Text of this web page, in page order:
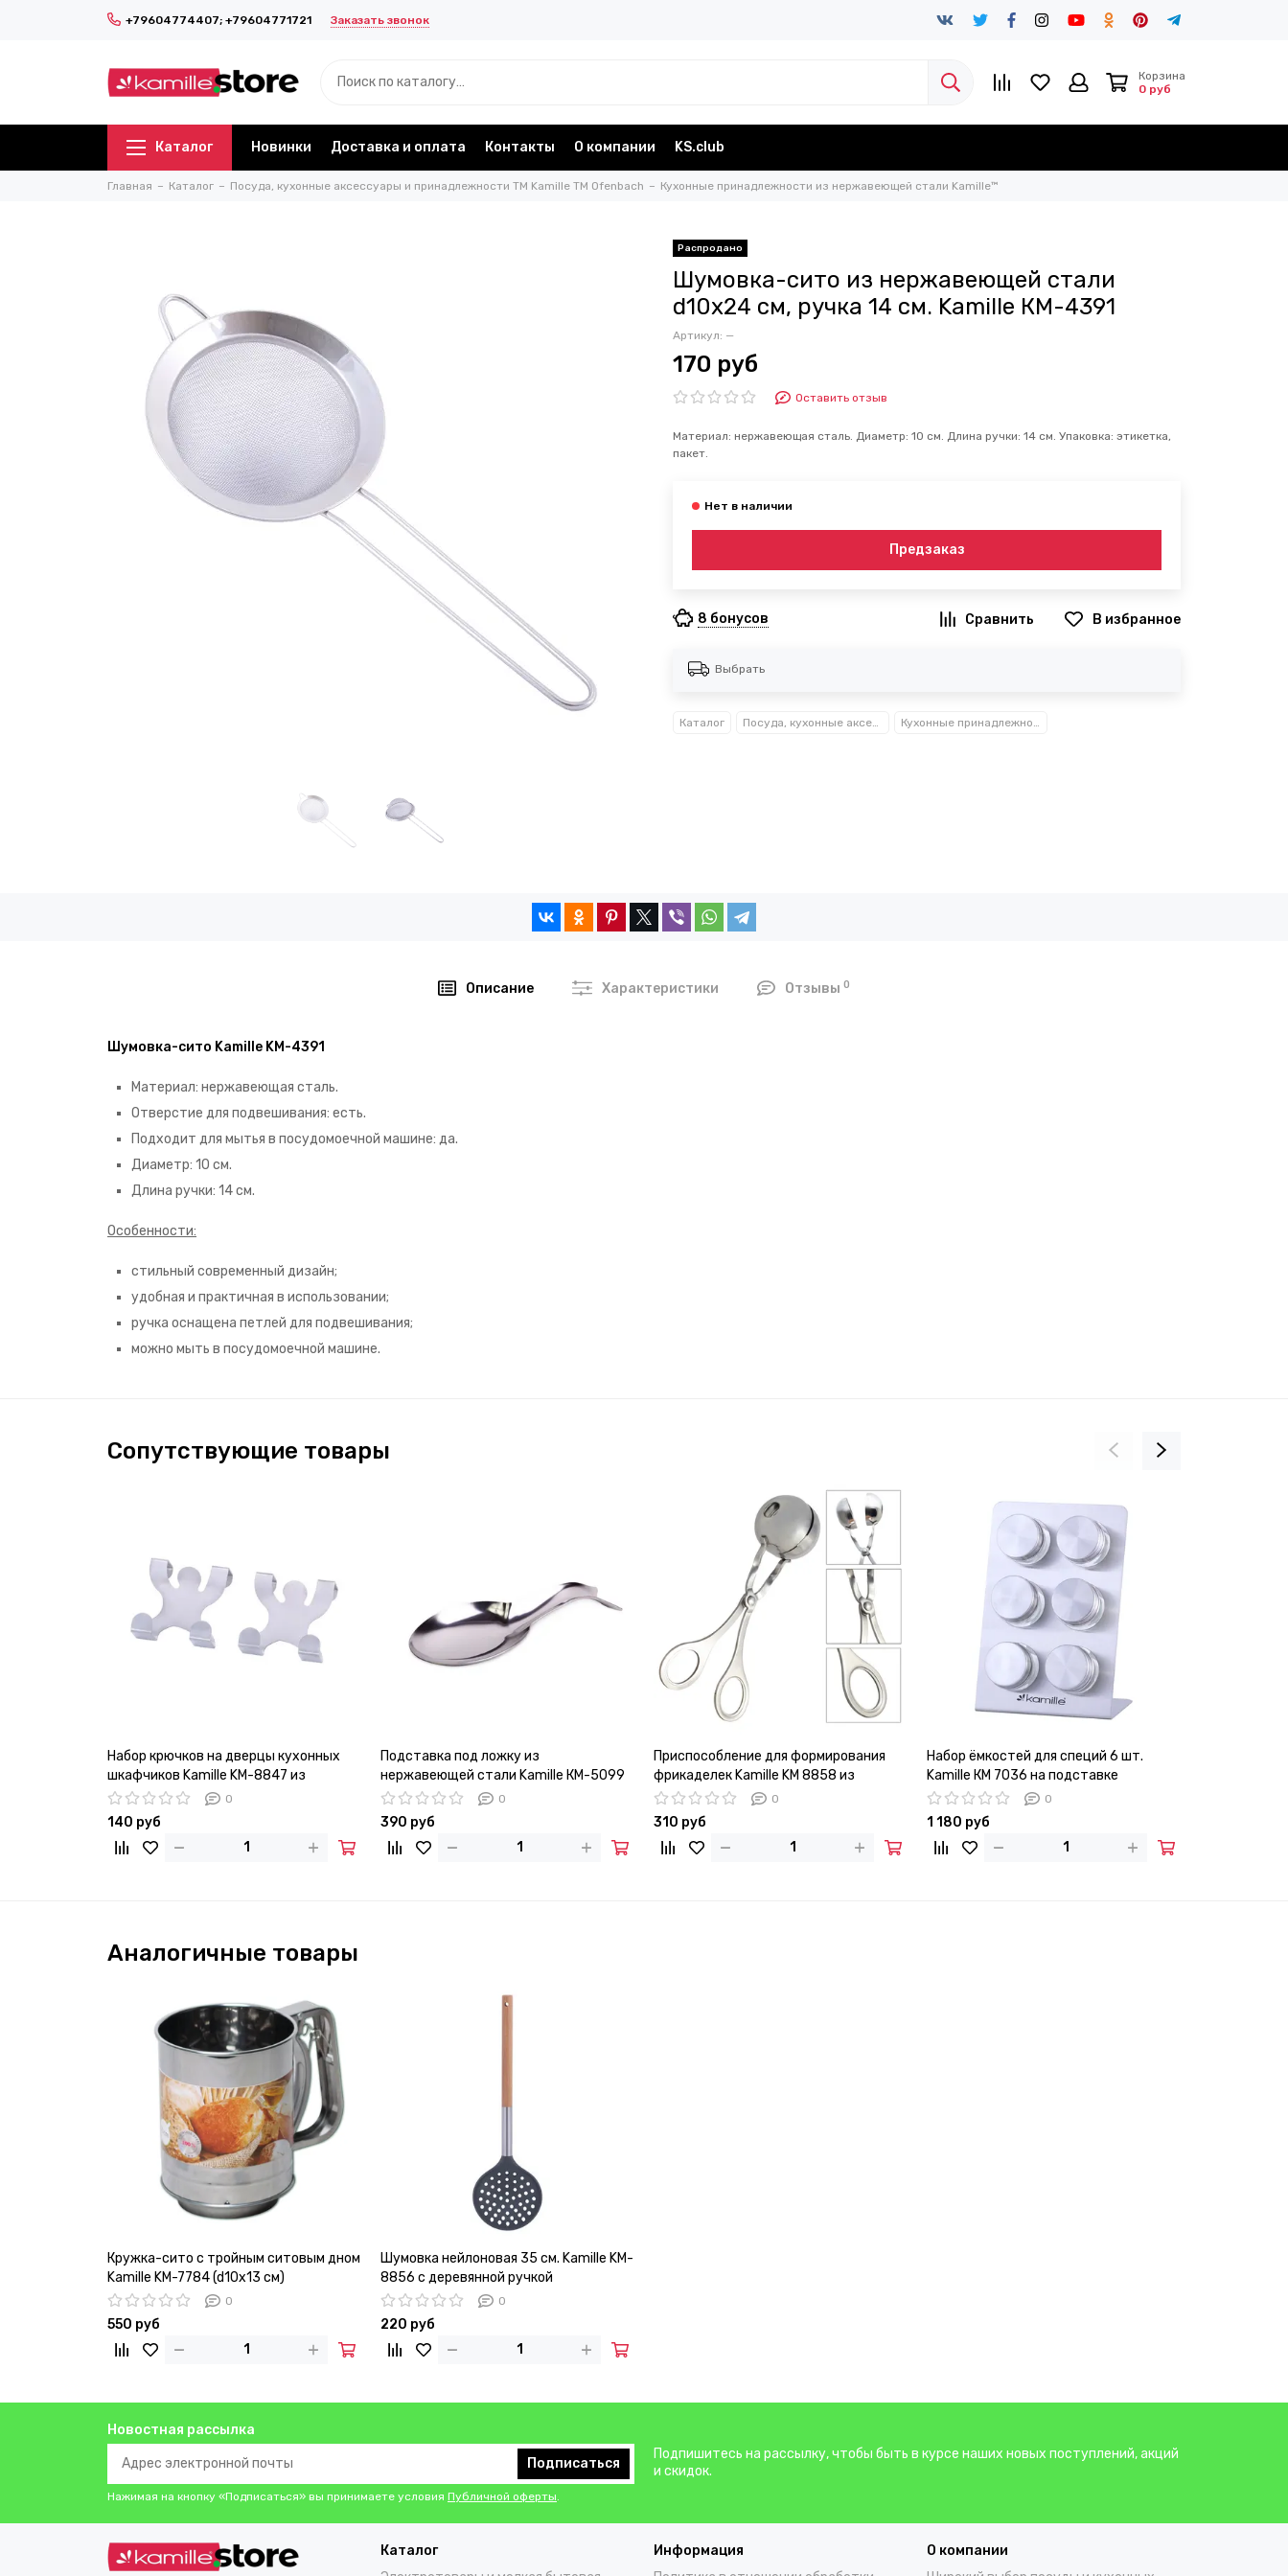
+79604774407; +79604771721 Заказать звонок
Корзина
0 руб
Каталог Новинки Доставка и оплата Контакты О компании KS.club
Главная Каталог Посуда, кухонные аксессуары и принадлежности TM Kamille TM Ofenbach Кухонные принадлежности из нержавеющей стали Kamille™
Шумовка-сито из нержавеющей стали
d10х24 см, ручка 14 см. Kamille КМ-4391
Артикул: —
170 руб
Оставить отзыв
Материал: нержавеющая сталь. Диаметр: 10 см. Длина ручки: 14 см. Упаковка: этикетка,
пакет.
Предзаказ
8 бонусов В избранное
Выбрать
Каталог Посуда, кухонные аксессуары и принадлежности TM Kamille TM Ofenbach Кухонные принадлежности из нержавеющей стали Kamille™
Описание Характеристики Отзывы 0
Шумовка-сито Kamille KM-4391
Материал: нержавеющая сталь.
Отверстие для подвешивания: есть.
Подходит для мытья в посудомоечной машине: да.
Диаметр: 10 см.
Длина ручки: 14 см.
Особенности:
стильный современный дизайн;
удобная и практичная в использовании;
ручка оснащена петлей для подвешивания;
можно мыть в посудомоечной машине.
Сопутствующие товары
Набор крючков на дверцы кухонных
шкафчиков Kamille KM-8847 из
нержавеющей стали
0
140 руб
Подставка под ложку из
нержавеющей стали Kamille КМ-5099
0
390 руб
Приспособление для формирования
фрикаделек Kamille KM 8858 из
нержавеющей стали
0
310 руб
Набор ёмкостей для специй 6 шт.
Kamille КМ 7036 на подставке
0
1 180 руб
Аналогичные товары
Кружка-сито с тройным ситовым дном
Kamille KM-7784 (d10х13 см)
0
550 руб
Шумовка нейлоновая 35 см. Kamille KM-
8856 с деревянной ручкой
0
220 руб
Новостная рассылка
Подписаться
Нажимая на кнопку «Подписаться» вы принимаете условия Публичной оферты.
Подпишитесь на рассылку, чтобы быть в курсе наших новых поступлений, акций
и скидок.
Каталог
Информация
О компании